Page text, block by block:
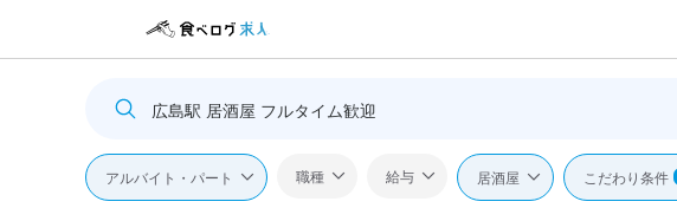
広島駅 居酒屋 フルタイム歓迎
アルバイト・パート 職種 給与 居酒屋 こだわり条件